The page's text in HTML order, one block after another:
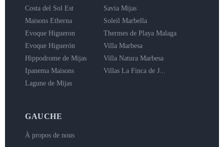
Costa del Sol Est
Maisons Etherna
Evoque Higueron
Evoque Higuerón
Hippodrome de Mijas
Ipanema Maisons
Lagune de Mijas
Savia Mijas
Soleil Marbella
Thermes de Playa Malaga
Villa Marbesa
Villa Natura Marbesa
Villas La Finca de J...
GAUCHE
À propos de nous